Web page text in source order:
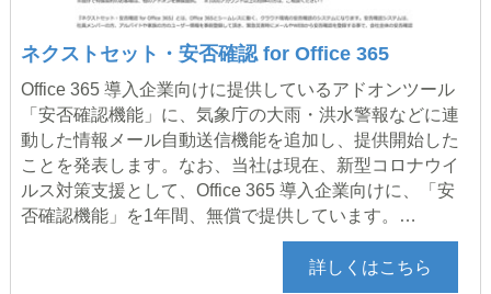
ネクストセット・安否確認 for Office 365
Office 365 導入企業向けに提供しているアドオンツール
「安否確認機能」に、気象庁の大雨・洪水警報などに連
動した情報メール自動送信機能を追加し、提供開始した
ことを発表します。なお、当社は現在、新型コロナウイ
ルス対策支援として、Office 365 導入企業向けに、「安
否確認機能」を1年間、無償で提供しています。…
詳しくはこちら